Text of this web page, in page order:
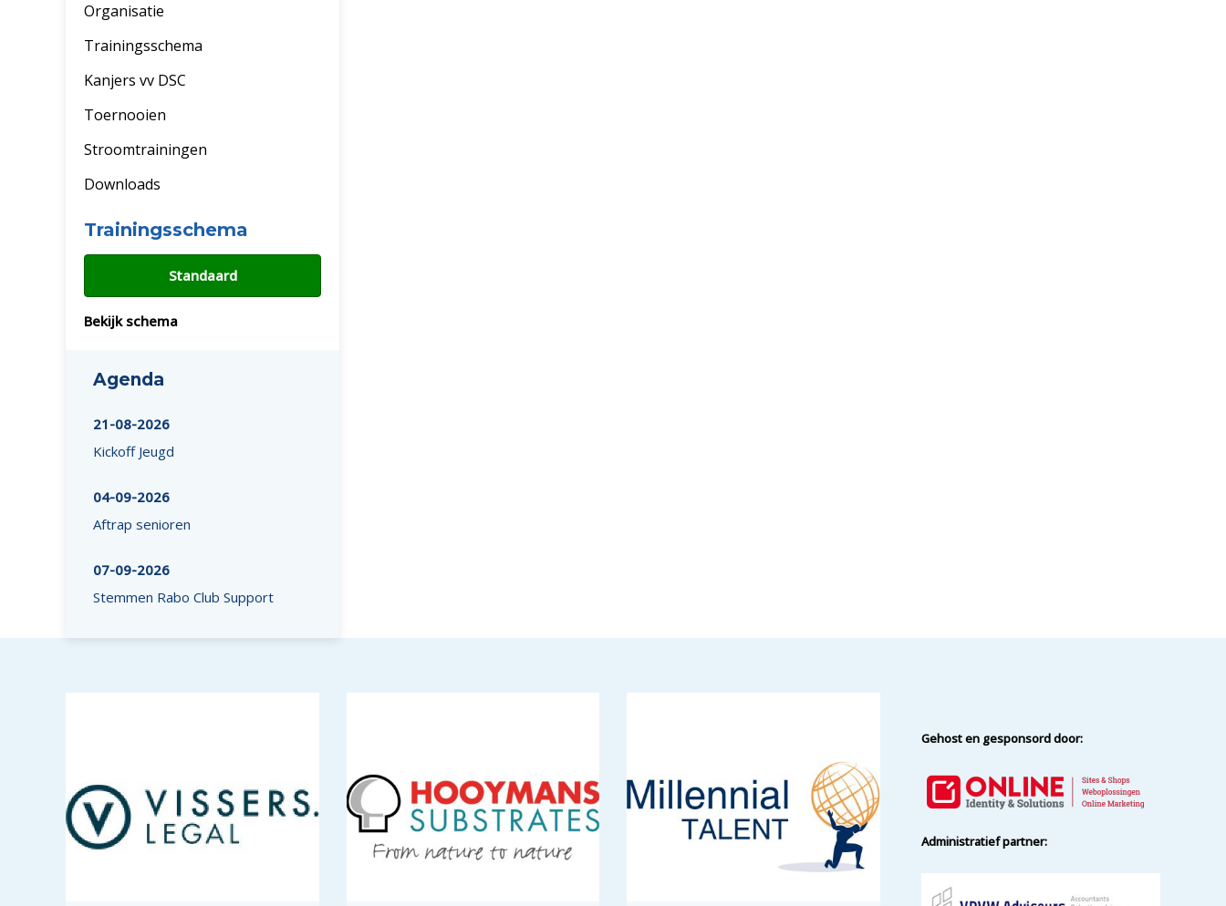
Organisatie
Trainingsschema
Kanjers vv DSC
Toernooien
Stroomtrainingen
Downloads
Trainingsschema
Standaard
Bekijk schema
Agenda
21-08-2026
Kickoff Jeugd
04-09-2026
Aftrap senioren
07-09-2026
Stemmen Rabo Club Support
Gehost en gesponsord door:
Administratief partner: